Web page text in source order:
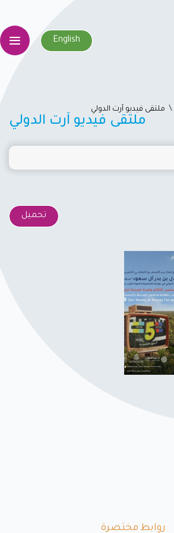
English
ملتقى فيديو آرت الدولي
ملتقى فيديو آرت الدولي
تحميل
روابط مختصرة